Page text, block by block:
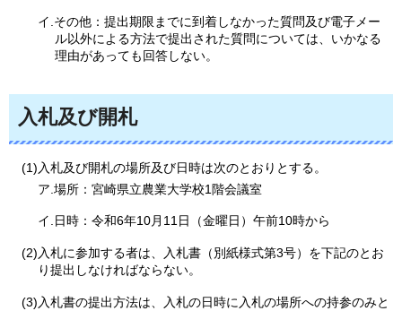
イ.その他：提出期限までに到着しなかった質問及び電子メー
ル以外による方法で提出された質問については、いかなる
理由があっても回答しない。
入札及び開札
(1)入札及び開札の場所及び日時は次のとおりとする。
ア.場所：宮崎県立農業大学校1階会議室
イ.日時：令和6年10月11日（金曜日）午前10時から
(2)入札に参加する者は、入札書（別紙様式第3号）を下記のとお
り提出しなければならない。
(3)入札書の提出方法は、入札の日時に入札の場所への持参のみと